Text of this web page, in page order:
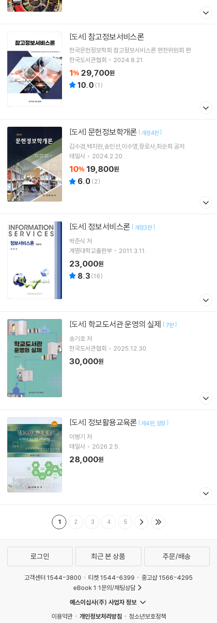
[도서] 참고정보서비스론
한국문헌정보학회 참고정보서비스론 편찬위원회 편
한국도서관협회
2024.8.21.
1% 29,700원
10.0 (1)
[도서] 문헌정보학개론 [개정4판]
김수경,백지원,송민선,이수영,장로사,최순희 공저
태일사
2024.2.20.
10% 19,800원
6.0 (2)
[도서] 정보서비스론 [개정3판]
박준식 저
계명대학교출판부
2011.3.11.
23,000원
8.3(16)
[도서] 학교도서관 운영의 실제 [ 7판]
송기호 저
한국도서관협회
2025.12.30.
30,000원
[도서] 정보활용교육론 [제4판 양장]
이병기 저
태일사
2026.2.5.
28,000원
1 2 3 4 5
로그인 최근 본 상품 주문/배송
고객센터 1544-3800 티켓 1544-6399
중고샵 1566-4295
eBook 1:1문의/채팅상담
예스이십사(주) 사업자 정보
이용약관
개인정보처리방침
청소년보호정책